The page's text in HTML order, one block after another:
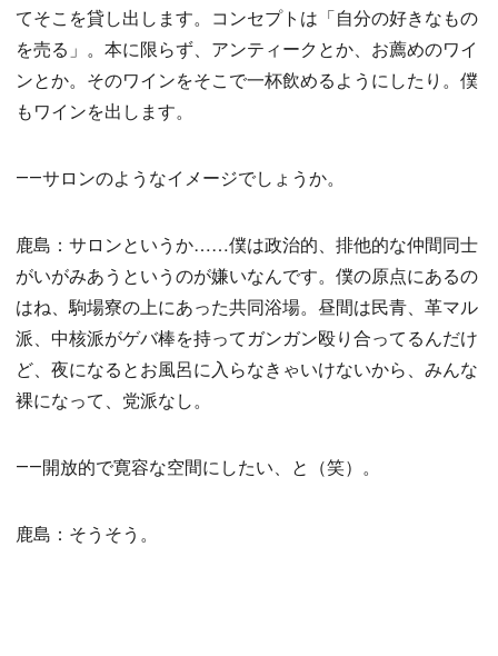
てそこを貸し出します。コンセプトは「自分の好きなもの
を売る」。本に限らず、アンティークとか、お薦めのワイ
ンとか。そのワインをそこで一杯飲めるようにしたり。僕
もワインを出します。
――サロンのようなイメージでしょうか。
鹿島：サロンというか……僕は政治的、排他的な仲間同士
がいがみあうというのが嫌いなんです。僕の原点にあるの
はね、駒場寮の上にあった共同浴場。昼間は民青、革マル
派、中核派がゲバ棒を持ってガンガン殴り合ってるんだけ
ど、夜になるとお風呂に入らなきゃいけないから、みんな
裸になって、党派なし。
――開放的で寛容な空間にしたい、と（笑）。
鹿島：そうそう。